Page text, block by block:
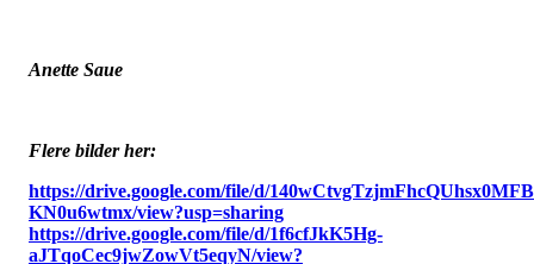
Anette Saue
Flere bilder her:
https://drive.google.com/file/d/140wCtvgTzjmFhcQUhsx0MFB
KN0u6wtmx/view?usp=sharing
https://drive.google.com/file/d/1f6cfJkK5Hg-
aJTqoCec9jwZowVt5eqyN/view?